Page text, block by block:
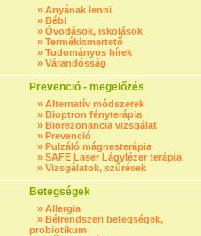
» Anyának lenni
» Bébi
» Óvodások, iskolások
» Termékismertető
» Tudományos hírek
» Várandósság
Prevenció - megelőzés
» Alternatív módszerek
» Bioptron fényterápia
» Biorezonancia vizsgálat
» Prevenció
» Pulzáló mágnesterápia
» SAFE Laser Lágylézer terápia
» Vizsgálatok, szűrések
Betegségek
» Allergia
» Bélrendszeri betegségek,
probiotikum